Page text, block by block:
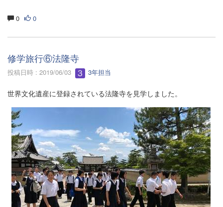
0 0
修学旅行⑥法隆寺
投稿日時 : 2019/06/03 3年担当
世界文化遺産に登録されている法隆寺を見学しました。